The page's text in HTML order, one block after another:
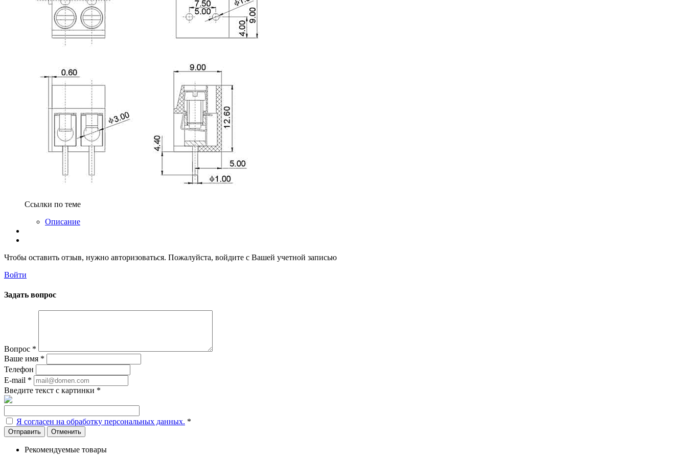
Ссылки по теме
Описание
Чтобы оставить отзыв, нужно авторизоваться. Пожалуйста, войдите с Вашей учетной записью
Войти
Задать вопрос
Вопрос *
Ваше имя *
Телефон
E-mail *
Введите текст с картинки *
Я согласен на обработку персональных данных. *
Отменить
Рекомендуемые товары